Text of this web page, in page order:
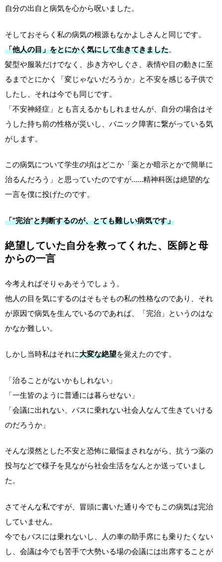
自分の出自と病気を心から呪いました。
そしておそらく私の病気の根源もなかよしさんと同じです。
「他人の目」をとにかく気にして生きてきました。
髪型や服装だけでなく、歩き方やしぐさ、表情や目の動きに至
るまでとにかく「変じゃないだろうか」と不安を感じる子供で
したし、それは今でも同じです。
「不安神経症」とも言えるかもしれませんが、自分の場合はそ
うした持ち前の性格が災いし、パニック障害に繋がっている気
がします。
この病気について学生の頃はどこか「薬とか暗示とかで簡単に
治るんだろう」と思っていたのですが……精神科医は絶望的な
一言を僕に投げたのです。
「”完治”と判断するのが、とても難しい病気です」
絶望していた自分を救ってくれた、医師と母
からの一言
今考えればそりゃあそうでしょう。
他人の目を気にするのはそもそもの私の性格なのであり、それ
が原因で病気を生んでいるのであれば、「完治」というのはな
かなか難しい。
しかし当時私はそれに大変な絶望を覚えたのです。
「治ることがないかもしれない」
「一生皆のように普通には暮らせない」
「会議に出れない、バスに乗れない社会人なんて生きていける
のだろうか」
そんな漠然とした不安と恐怖に最悩まされながら、抗うつ薬の
投与などで様子を見ながら社会生活をなんとか送っていまし
た。
さてそんな私ですが、冒頭に書いた通り今でもこの病気は完治
していません。
今でもバスには乗れないし、人の車の助手席にも乗りたくない
し、会議は今でも苦手で大勢いる場の会議には出席することが